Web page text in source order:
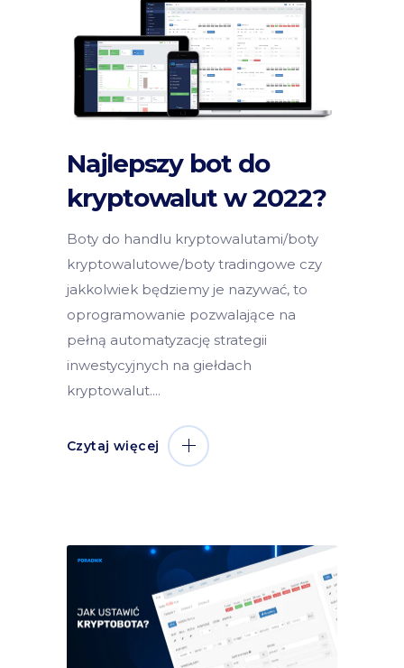
Najlepszy bot do
kryptowalut w 2022?
Boty do handlu kryptowalutami/boty
kryptowalutowe/boty tradingowe czy
jakkolwiek będziemy je nazywać, to
oprogramowanie pozwalające na
pełną automatyzację strategii
inwestycyjnych na giełdach
kryptowalut.
Czytaj więcej